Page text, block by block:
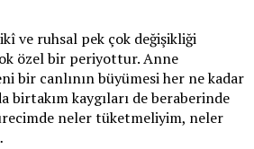
ve ruhsal pek çok değişikliği
özel bir periyottur. Anne
bir canlının büyümesi her ne kadar
birtakım kaygıları de beraberinde
neler tüketmeliyim, neler